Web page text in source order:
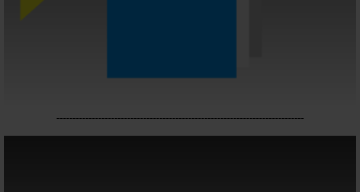
-----------------------------------------------------------------------------